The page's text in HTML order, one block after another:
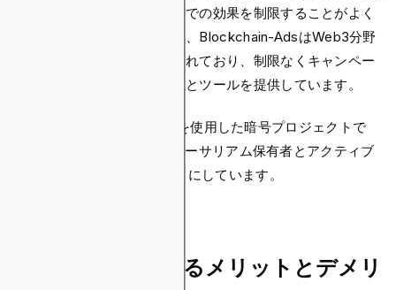
なポリシーは、これらの業界での効果を制限することがよく
あります。これとは対照的に、Blockchain-AdsはWeb3分野
の広告主向けに特別に設計されており、制限なくキャンペー
ンを成功させるための柔軟性とツールを提供しています。
たとえば、Blockchain-Adsを使用した暗号プロジェクトで
イーサリアム保有者とアクティブ
なDeFiユーザーをターゲットにしています。
メタ広告を使用するメリットとデメリ